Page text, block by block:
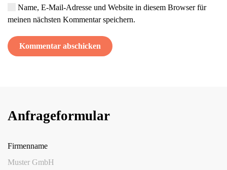
Name, E-Mail-Adresse und Website in diesem Browser für
meinen nächsten Kommentar speichern.
Kommentar abschicken
Anfrageformular
Firmenname